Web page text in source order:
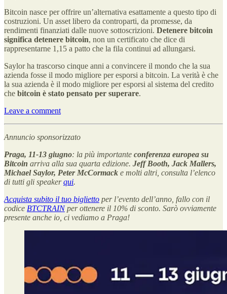
Bitcoin nasce per offrire un’alternativa esattamente a questo tipo di
costruzioni. Un asset libero da controparti, da promesse, da
rendimenti finanziati dalle nuove sottoscrizioni. Detenere bitcoin
significa detenere bitcoin, non un certificato che dice di
rappresentarne 1,15 a patto che la fila continui ad allungarsi.
Saylor ha trascorso cinque anni a convincere il mondo che la sua
azienda fosse il modo migliore per esporsi a bitcoin. La verità è che
la sua azienda è il modo migliore per esporsi al sistema del credito
che bitcoin è stato pensato per superare.
Leave a comment
Annuncio sponsorizzato
Praga, 11-13 giugno: la più importante conferenza europea su
Bitcoin arriva alla sua quarta edizione. Jeff Booth, Jack Mallers,
Michael Saylor, Peter McCormack e molti altri, consulta l’elenco
di tutti gli speakerqui.
Acquista subito il tuo biglietto per l’evento dell’anno, fallo con il
codice BTCTRAINper ottenere il 10% di sconto. Sarò ovviamente
presente anche io, ci vediamo a Praga!